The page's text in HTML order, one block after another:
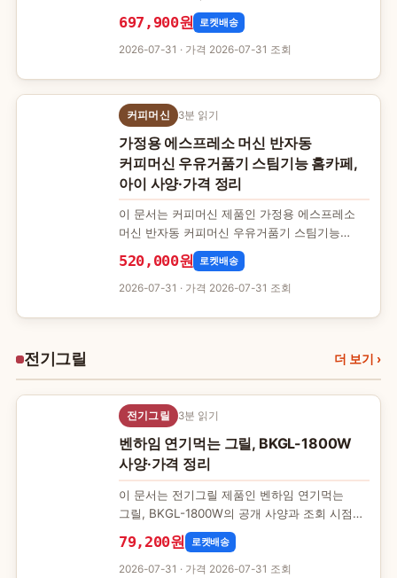
정보를 한자리에 모았습니다. 사용감이나 후기는
싣지 않고, 공개된 사…
697,900원 로켓배송
2026-07-31 · 가격 2026-07-31 조회
커피머신 3분 읽기
가정용 에스프레소 머신 반자동
커피머신 우유거품기 스팀기능 홈카페,
아이 사양·가격 정리
이 문서는 커피머신 제품인 가정용 에스프레소
머신 반자동 커피머신 우유거품기 스팀기능
홈카페, 아이의 공개 사양과 조회 시점 가격을
정리한 것입니다. 표기 사양은…
520,000원 로켓배송
2026-07-31 · 가격 2026-07-31 조회
전기그릴 더 보기 ›전
전기그릴 3분 읽기
벤하임 연기먹는 그릴, BKGL-1800W
사양·가격 정리
이 문서는 전기그릴 제품인 벤하임 연기먹는
그릴, BKGL-1800W의 공개 사양과 조회 시점
가격을 정리한 것입니다. 수치는 조회 시점
기록이라 실제 판매 조건…
79,200원 로켓배송
2026-07-31 · 가격 2026-07-31 조회